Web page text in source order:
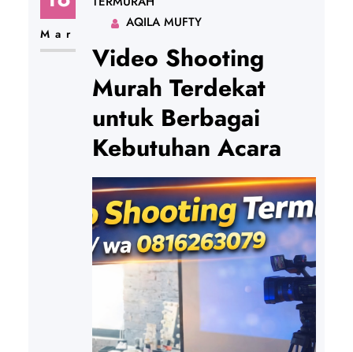
Mar
AQILA MUFTY
Video Shooting
Murah Terdekat
untuk Berbagai
Kebutuhan Acara